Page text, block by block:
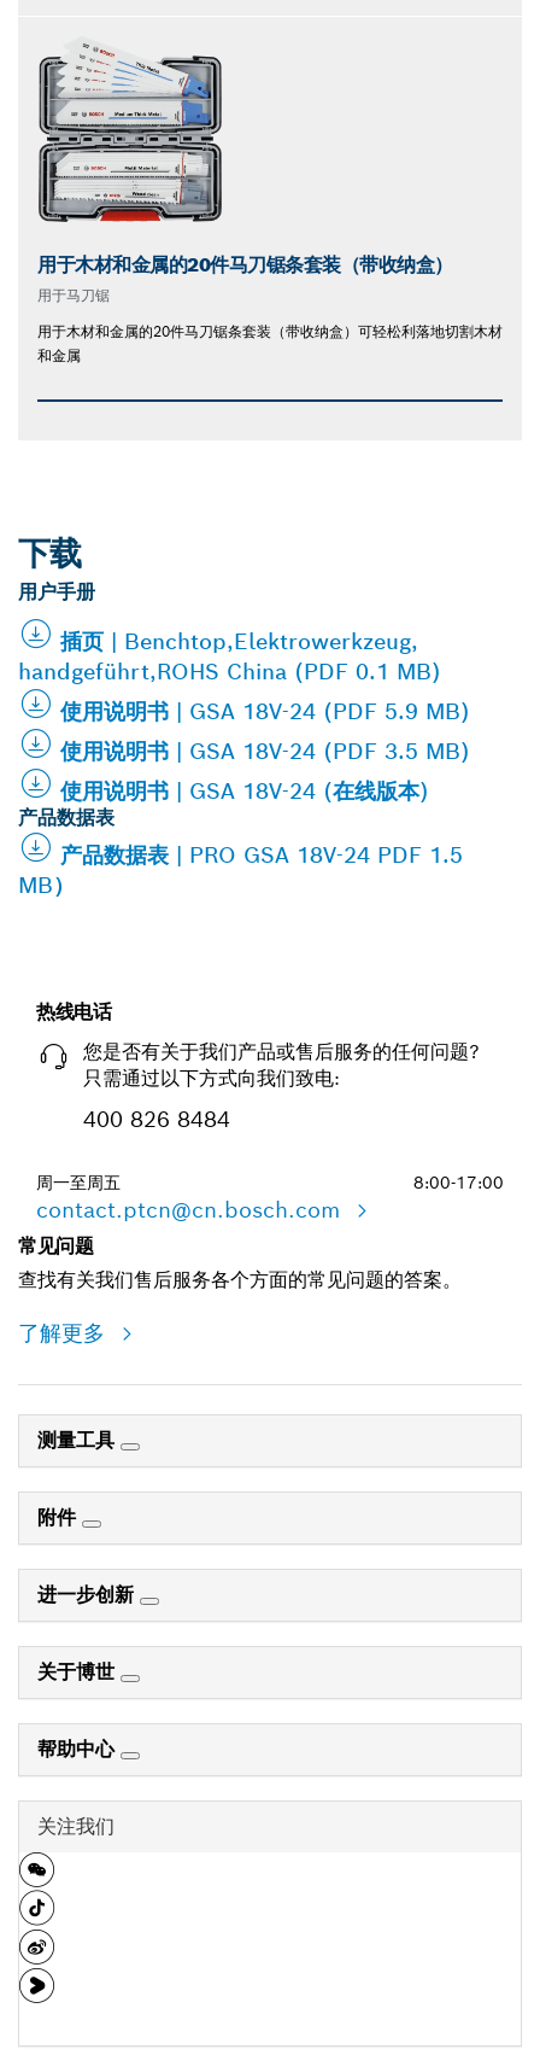
用于木材和金属的20件马刀锯条套装（带收纳盒）
用于马刀锯
用于木材和金属的20件马刀锯条套装（带收纳盒）可轻松利落地切割木材
和金属
下载
用户手册
插页 | Benchtop,Elektrowerkzeug,
handgeführt,ROHS China (PDF 0.1 MB)
使用说明书 | GSA 18V-24 (PDF 5.9 MB)
使用说明书 | GSA 18V-24 (PDF 3.5 MB)
使用说明书 | GSA 18V-24 (在线版本)
产品数据表
产品数据表 | PRO GSA 18V-24 PDF 1.5
MB）
热线电话
您是否有关于我们产品或售后服务的任何问题?
只需通过以下方式向我们致电:
400 826 8484
周一至周五 8:00-17:00
contact.ptcn@cn.bosch.com
常见问题
查找有关我们售后服务各个方面的常见问题的答案。
了解更多
测量工具
附件
进一步创新
关于博世
帮助中心
关注我们